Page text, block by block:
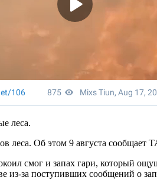
леса.
леса. Об этом 9 августа сообщает
смог и запах гари, который
из-за поступивших сообщений о